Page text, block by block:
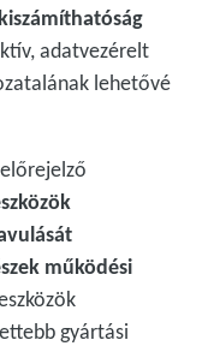
adatvezérelt
lehetővé
működési
gyártási